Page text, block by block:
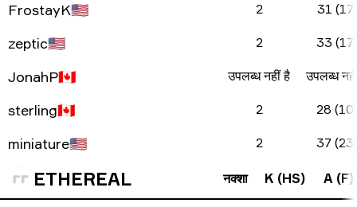
FrostayK🇺🇸 2 31 (17)
zeptic🇺🇸 2 33 (17)
JonahP🇨🇦 उपलब्ध नहीं है उपलब्ध
sterling🇨🇦 2 28 (10)
miniature🇺🇸 2 37 (23)
ETHEREAL नक्शा K (HS) A (F)